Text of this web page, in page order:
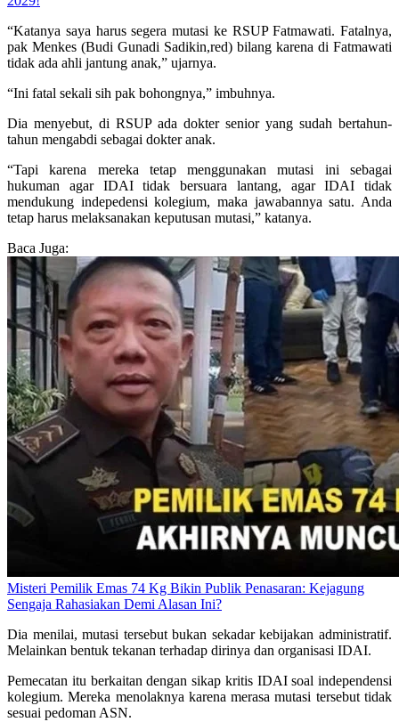
“Katanya saya harus segera mutasi ke RSUP Fatmawati. Fatalnya,
pak Menkes (Budi Gunadi Sadikin,red) bilang karena di Fatmawati
tidak ada ahli jantung anak,” ujarnya.
“Ini fatal sekali sih pak bohongnya,” imbuhnya.
Dia menyebut, di RSUP ada dokter senior yang sudah bertahun-
tahun mengabdi sebagai dokter anak.
“Tapi karena mereka tetap menggunakan mutasi ini sebagai
hukuman agar IDAI tidak bersuara lantang, agar IDAI tidak
mendukung indepedensi kolegium, maka jawabannya satu. Anda
tetap harus melaksanakan keputusan mutasi,” katanya.
Baca Juga:
Misteri Pemilik Emas 74 Kg Bikin Publik Penasaran: Kejagung
Sengaja Rahasiakan Demi Alasan Ini?
Dia menilai, mutasi tersebut bukan sekadar kebijakan administratif.
Melainkan bentuk tekanan terhadap dirinya dan organisasi IDAI.
Pemecatan itu berkaitan dengan sikap kritis IDAI soal independensi
kolegium. Mereka menolaknya karena merasa mutasi tersebut tidak
sesuai pedoman ASN.